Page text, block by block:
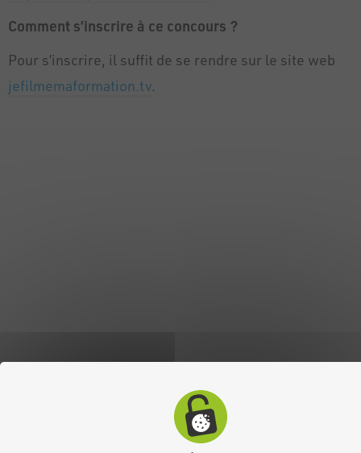
Comment s’inscrire à ce concours ?
Pour s’inscrire, il suffit de se rendre sur le site web
jefilmemaformation.tv.